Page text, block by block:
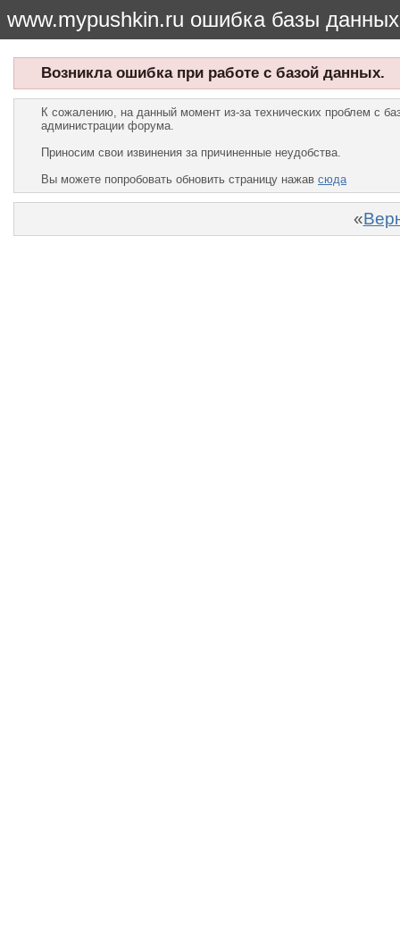
www.mypushkin.ru ошибка базы данных
Возникла ошибка при работе с базой данных.
К сожалению, на данный момент из-за технических проблем с
администрации форума.
Приносим свои извинения за причиненные неудобства.
Вы можете попробовать обновить страницу нажав сюда
«